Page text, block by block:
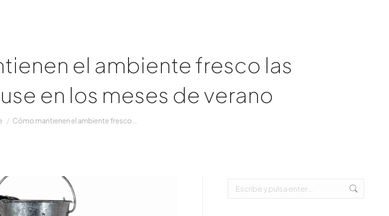
el ambiente fresco las
en los meses de verano
Cómo mantienen el ambiente fresco…